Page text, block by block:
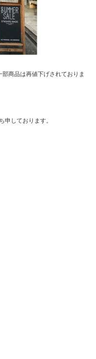
商品は再値下げされておりま
申しております。